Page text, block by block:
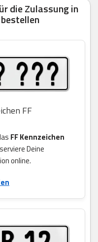
die Zulassung in
FF
FF Kennzeichen
Deine
online.